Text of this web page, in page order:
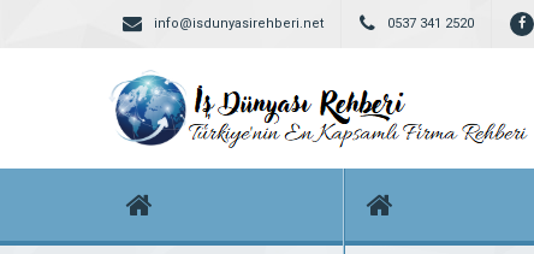
info@isdunyasirehberi.net 0537 341 2520